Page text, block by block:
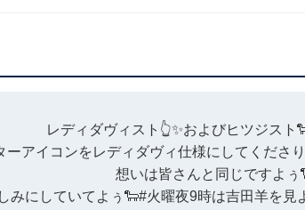
レディダヴィスト👆✨およびヒツジスト
ーアイコンをレディダヴィ仕様にしてくださ
想いは皆さんと同じですよぅ
みにしていてよぅ🐑#火曜夜9時は吉田羊を見